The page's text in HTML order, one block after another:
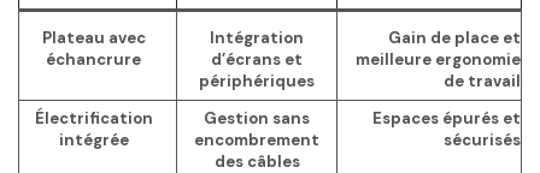
Plateau avec
échancrure
Intégration
d’écrans et
périphériques
Gain de place et
meilleure ergonomie
de travail
Électrification
intégrée
Gestion sans
encombrement
des câbles
Espaces épurés et
sécurisés